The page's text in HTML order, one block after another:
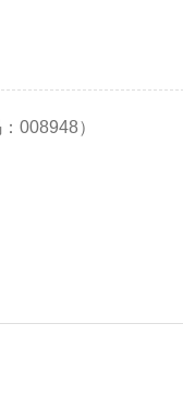
008948）